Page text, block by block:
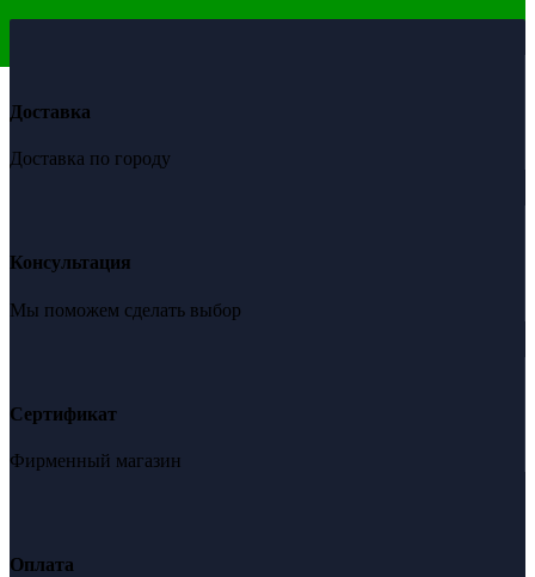
Доставка
Доставка по городу
Консультация
Мы поможем сделать выбор
Сертификат
Фирменный магазин
Оплата